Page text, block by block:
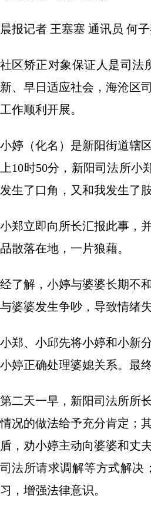
晨报记者 王塞塞 通讯员 何
社区矫正对象保证人是司法
新、早日适应社会，海沧区
工作顺利开展。
小婷（化名）是新阳街道辖
上10时50分，新阳司法所
发生了口角，又和我发生了
小郑立即向所长汇报此事，
品散落在地，一片狼藉。
经了解，小婷与婆婆长期不
与婆婆发生争吵，导致情绪
小郑、小邱先将小婷和小新
小婷正确处理婆媳关系。最
第二天一早，新阳司法所所
情况的做法给予充分肯定；
盾，劝小婷主动向婆婆和丈
司法所请求调解等方式解决
习，增强法律意识。